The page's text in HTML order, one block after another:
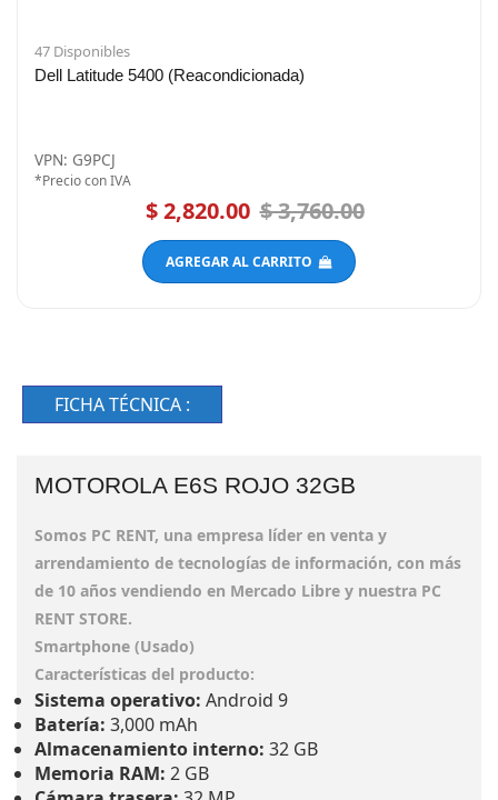
47 Disponibles
Dell Latitude 5400 (Reacondicionada)
VPN: G9PCJ
*Precio con IVA
$ 2,820.00 $ 3,760.00
AGREGAR AL CARRITO
FICHA TÉCNICA :
MOTOROLA E6S ROJO 32GB
Somos PC RENT, una empresa líder en venta y
arrendamiento de tecnologías de información, con más
de 10 años vendiendo en Mercado Libre y nuestra PC
RENT STORE.
Smartphone (Usado)
Características del producto:
Sistema operativo: Android 9
Batería: 3,000 mAh
Almacenamiento interno: 32 GB
Memoria RAM: 2 GB